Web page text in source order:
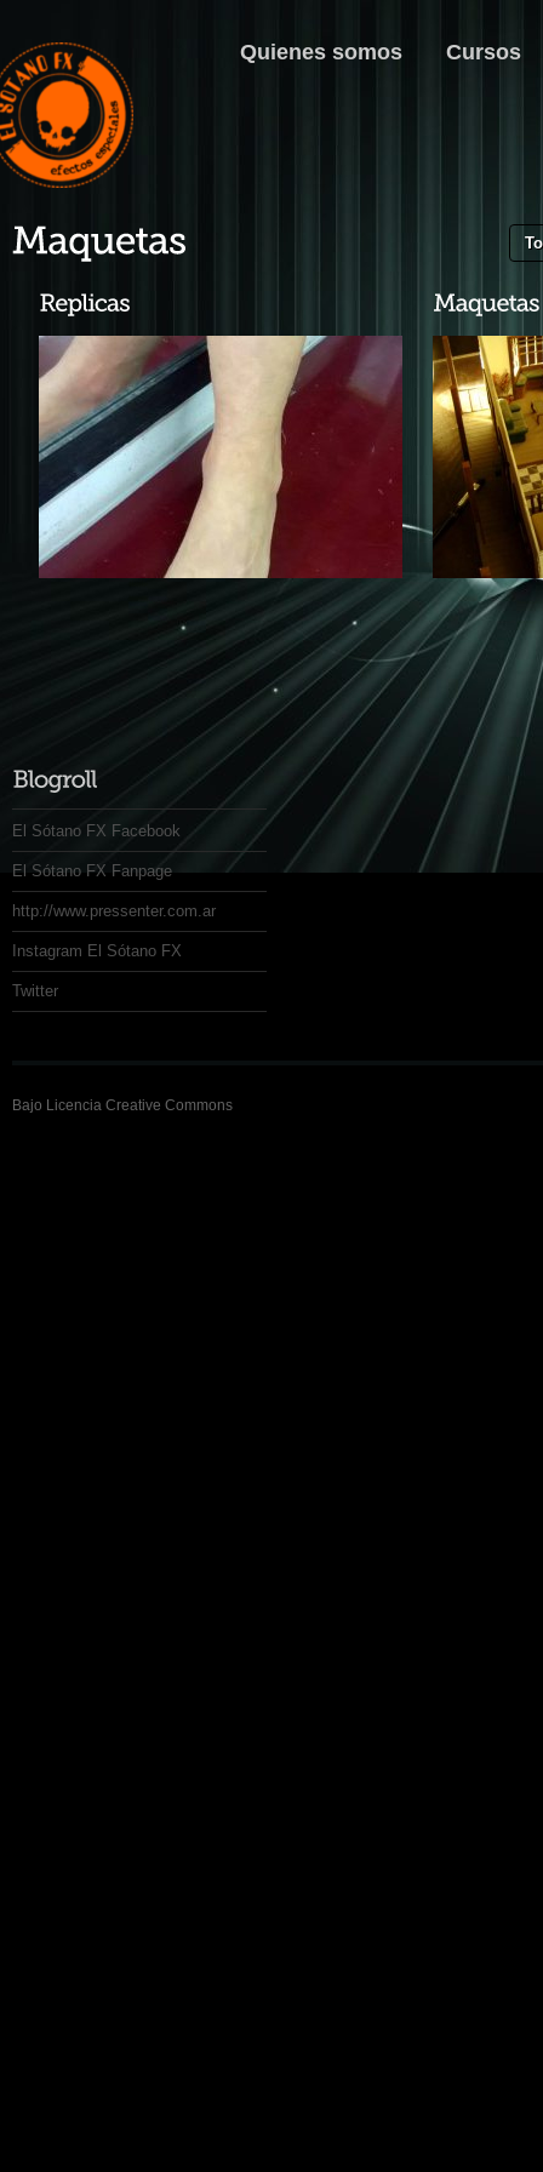
Quienes somos Cursos
El Sótano FX Facebook
El Sótano FX Fanpage
http://www.pressenter.com.ar
Instagram El Sótano FX
Twitter
Bajo Licencia Creative Commons